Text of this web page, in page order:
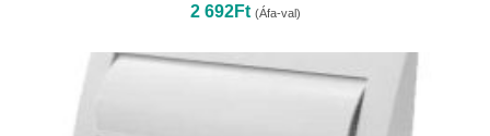
2 692Ft (Áfa-val)